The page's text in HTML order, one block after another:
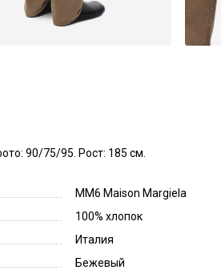
90/75/95. Рост: 185 см.
MM6 Maison Margiela
100% хлопок
Италия
Бежевый